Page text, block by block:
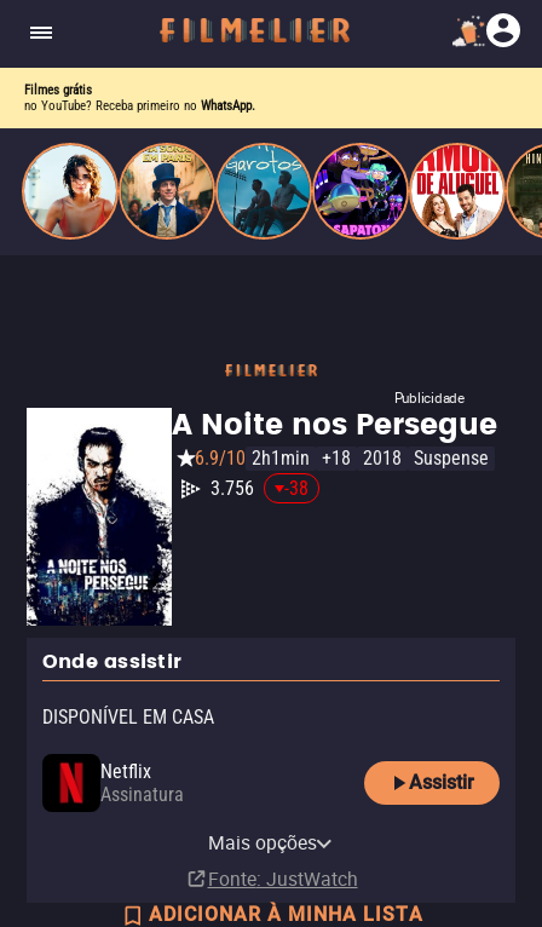
Filmes grátis
no YouTube? Receba primeiro no WhatsApp.
Publicidade
A Noite nos Persegue
6.9/10 2h1min +18 2018 Suspense
3.756
-38
Onde assistir
DISPONÍVEL EM CASA
Netflix
Assinatura
Assistir
Mais opções
Fonte: JustWatch
ADICIONAR À MINHA LISTA
escrevia e a vida real começa a desaparecer.